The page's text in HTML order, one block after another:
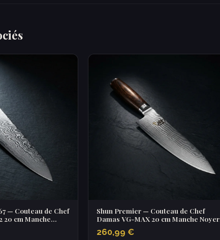
— Couteau de Chef
20 cm Manche
Shun Premier — Couteau de Chef
Damas VG-MAX 20 cm Manche Noyer
PakkaWood
260,99 €